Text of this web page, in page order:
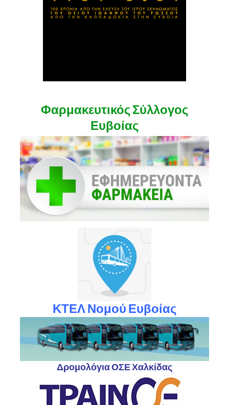
Φαρμακευτικός Σύλλογος
Ευβοίας
ΚΤΕΛ Νομού Ευβοίας
Δρομολόγια ΟΣΕ Χαλκίδας